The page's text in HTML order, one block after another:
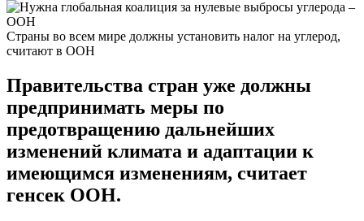
Страны во всем мире должны установить налог на углерод,
считают в ООН
Правительства стран уже должны
предпринимать меры по
предотвращению дальнейших
изменений климата и адаптации к
имеющимся изменениям, считает
генсек ООН.